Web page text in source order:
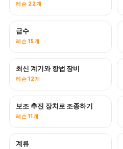
레슨 22개
급수
레슨 15개
최신 계기와 항법 장비
레슨 12개
보조 추진 장치로 조종하기
레슨 11개
계류